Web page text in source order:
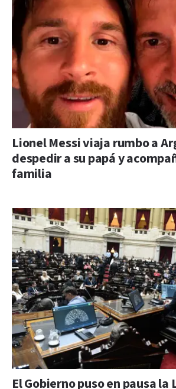
Lionel Messi viaja rumbo a
despedir a su papá y
familia
El Gobierno puso en pausa la